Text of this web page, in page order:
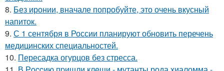
8. Без иронии, вначале попробуйте, это очень вкусный
напиток.
9. С 1 сентября в России планируют обновить перечень
медицинских специальностей.
10. Пересадка огурцов без стресса.